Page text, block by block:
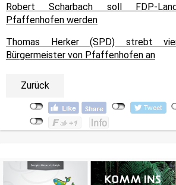
Robert Scharbach soll FDP-
Pfaffenhofen werden
Thomas Herker (SPD) strebt
Bürgermeister von Pfaffenhofen an
Zurück